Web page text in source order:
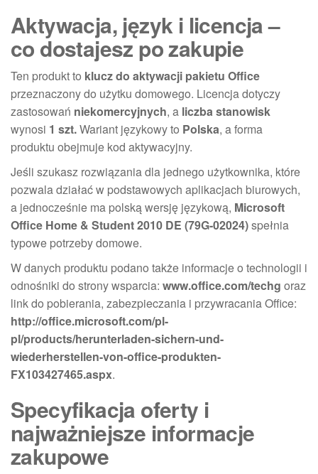
Aktywacja, język i licencja –
co dostajesz po zakupie
Ten produkt to klucz do aktywacji pakietu Office
przeznaczony do użytku domowego. Licencja dotyczy
zastosowań niekomercyjnych, a liczba stanowisk
wynosi 1 szt.Wariant językowy to Polska, a forma
produktu obejmuje kod aktywacyjny.
Jeśli szukasz rozwiązania dla jednego użytkownika, które
pozwala działać w podstawowych aplikacjach biurowych,
a jednocześnie ma polską wersję językową, Microsoft
Office Home & Student 2010 DE (79G-02024)spełnia
typowe potrzeby domowe.
W danych produktu podano także informacje o technologii i
odnośniki do strony wsparcia: www.office.com/techg oraz
link do pobierania, zabezpieczania i przywracania Office:
http://office.microsoft.com/pl-
pl/products/herunterladen-sichern-und-
wiederherstellen-von-office-produkten-
FX103427465.aspx.
Specyfikacja oferty i
najważniejsze informacje
zakupowe